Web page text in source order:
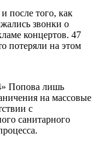
после того, как
звонки о
концертов. 47
потеряли на этом
Попова лишь
на массовые
с
санитарного